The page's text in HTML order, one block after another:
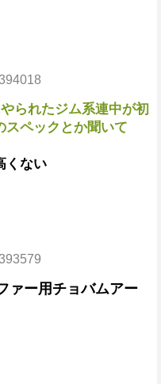
られたジム系連中が初
スペックとか聞いて
くない
ァー用チョバムアー